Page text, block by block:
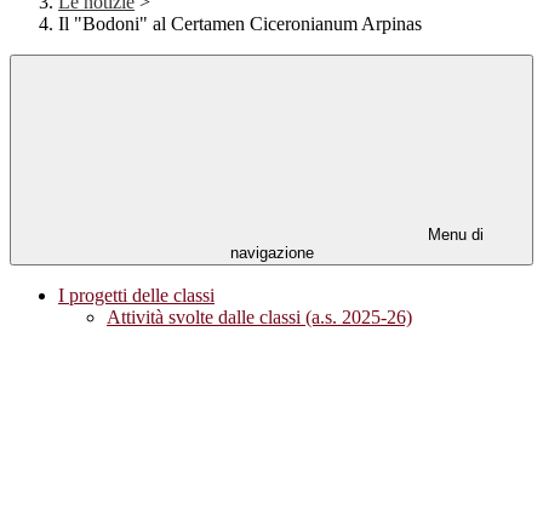
Il "Bodoni" al Certamen Ciceronianum Arpinas
Menu di
navigazione
I progetti delle classi
Attività svolte dalle classi (a.s. 2025-26)